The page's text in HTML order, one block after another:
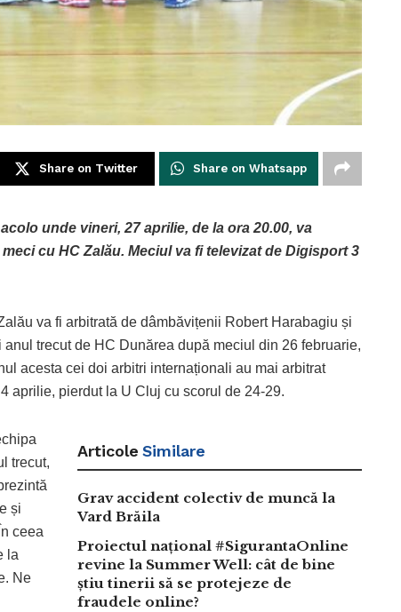
Share on Twitter Share on Whatsapp
unde vineri, 27 aprilie, de la ora 20.00, va
cu HC Zalău. Meciul va fi televizat de Digisport 3
va fi arbitrată de dâmbăvițenii Robert Harabagiu și
trecut de HC Dunărea după meciul din 26 februarie,
acesta cei doi arbitri internaționali au mai arbitrat
aprilie, pierdut la U Cluj cu scorul de 24-29.
Articole Similare
Grav accident colectiv de muncă la
Vard Brăila
Proiectul național #SigurantaOnline
revine la Summer Well: cât de bine
știu tinerii să se protejeze de
fraudele online?
trecut,
și
ceea
la
Ne